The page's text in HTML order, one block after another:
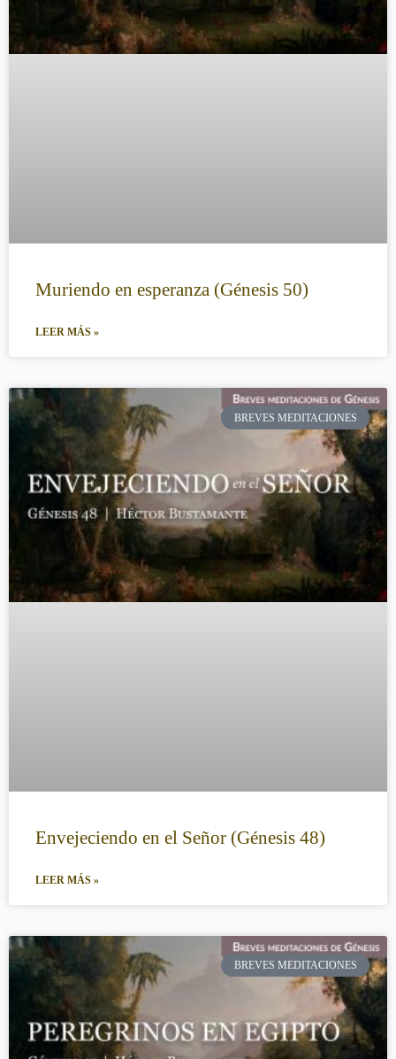
Muriendo en esperanza (Génesis 50)
LEER MÁS »
BREVES MEDITACIONES
Envejeciendo en el Señor (Génesis 48)
LEER MÁS »
BREVES MEDITACIONES